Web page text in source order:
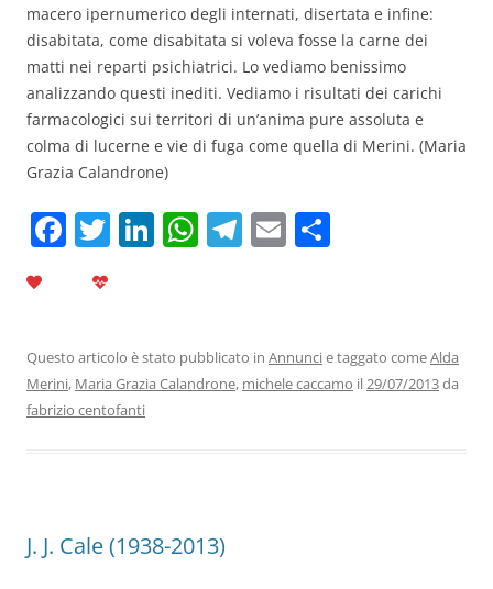
macero ipernumerico degli internati, disertata e infine:
disabitata, come disabitata si voleva fosse la carne dei
matti nei reparti psichiatrici. Lo vediamo benissimo
analizzando questi inediti. Vediamo i risultati dei carichi
farmacologici sui territori di un’anima pure assoluta e
colma di lucerne e vie di fuga come quella di Merini. (Maria
Grazia Calandrone)
F
b
o
T Li
dI
n
W
A
p
T
a
m
E
vi
di
Questo articolo è stato pubblicato in Annuncie taggato comeAlda
Merini, Maria Grazia Calandrone, michele caccamo il29/07/2013da
fabrizio centofanti
J. J. Cale (1938-2013)